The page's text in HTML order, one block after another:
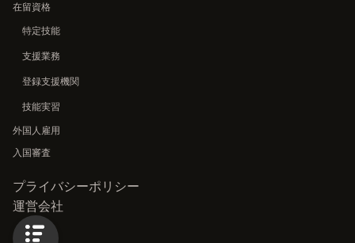
在留資格
特定技能
支援業務
登録支援機関
技能実習
外国人雇用
入国審査
プライバシーポリシー
運営会社